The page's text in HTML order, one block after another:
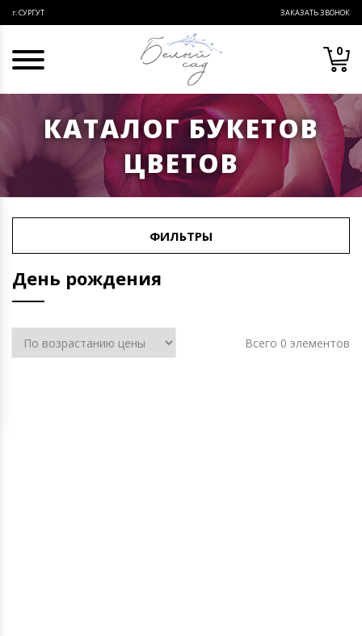
г. СУРГУТ ЗАКАЗАТЬ ЗВОНОК
0
КАТАЛОГ БУКЕТОВ
ЦВЕТОВ
ФИЛЬТРЫ
День рождения
Всего 0 элементов